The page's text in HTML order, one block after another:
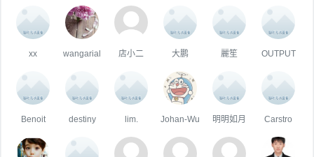
xx wangarial 店小二 大鹏 麗笙 OUTPUT
Benoit destiny lim. Johan-Wu 明明如月 Carstro